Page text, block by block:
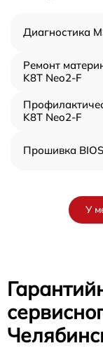
Диагностика
Ремонт
K8T Neo2-F
K8T Neo2-F
Прошивка
У